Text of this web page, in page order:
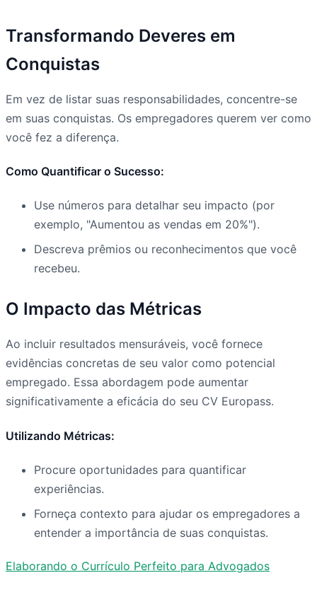
Transformando Deveres em
Conquistas
Em vez de listar suas responsabilidades, concentre-se
em suas conquistas. Os empregadores querem ver como
você fez a diferença.
Como Quantificar o Sucesso:
Use números para detalhar seu impacto (por
exemplo, "Aumentou as vendas em 20%").
Descreva prêmios ou reconhecimentos que você
recebeu.
O Impacto das Métricas
Ao incluir resultados mensuráveis, você fornece
evidências concretas de seu valor como potencial
empregado. Essa abordagem pode aumentar
significativamente a eficácia do seu CV Europass.
Utilizando Métricas:
Procure oportunidades para quantificar
experiências.
Forneça contexto para ajudar os empregadores a
entender a importância de suas conquistas.
Elaborando o Currículo Perfeito para Advogados